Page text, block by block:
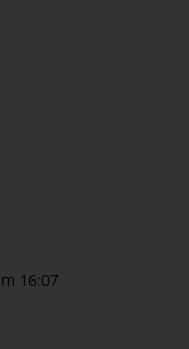
16:07